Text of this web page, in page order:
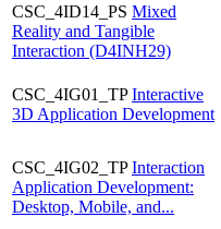
CSC_4ID14_PS Mixed
Reality and Tangible
Interaction (D4INH29)
CSC_4IG01_TP Interactive
3D Application Development
CSC_4IG02_TP Interaction
Application Development:
Desktop, Mobile, and...